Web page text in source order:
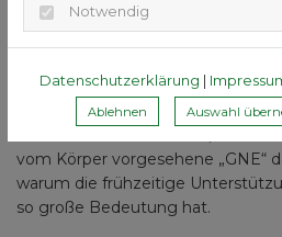
Wachstumskräfte
vom Körper vorgesehene „GNE“
warum die frühzeitige
so große Bedeutung hat.
Notwendig
Datenschutzerklärung |
Ablehnen Auswahl